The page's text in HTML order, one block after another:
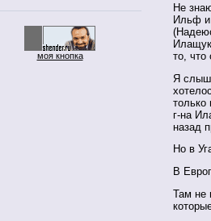
моя кнопка
Не
Ильф и
то, что
Я
только
г-на
назад
Но в
В
Там не